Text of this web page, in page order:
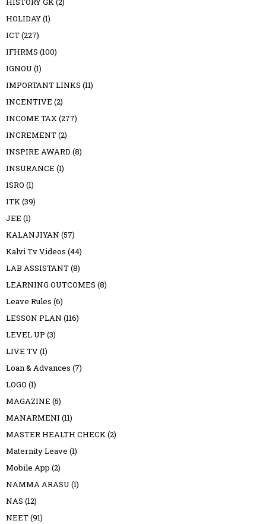
HOLIDAY(1)
ICT(227)
IFHRMS (100)
IGNOU (1)
IMPORTANT LINKS (11)
INCENTIVE (2)
INCOME TAX(277)
INCREMENT(2)
INSPIRE AWARD (8)
INSURANCE (1)
ISRO (1)
ITK(39)
JEE (1)
KALANJIYAN (57)
Kalvi Tv Videos (44)
LAB ASSISTANT(8)
LEARNING OUTCOMES (8)
Leave Rules (6)
LESSON PLAN (116)
LEVEL UP (3)
LIVE TV(1)
Loan & Advances (7)
LOGO (1)
MAGAZINE (5)
MANARMENI (11)
MASTER HEALTH CHECK(2)
Maternity Leave (1)
Mobile App (2)
NAMMA ARASU (1)
NAS (12)
NEET(91)